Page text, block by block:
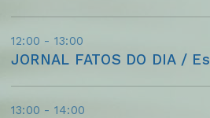
12:00 - 13:00
13:00 - 14:00